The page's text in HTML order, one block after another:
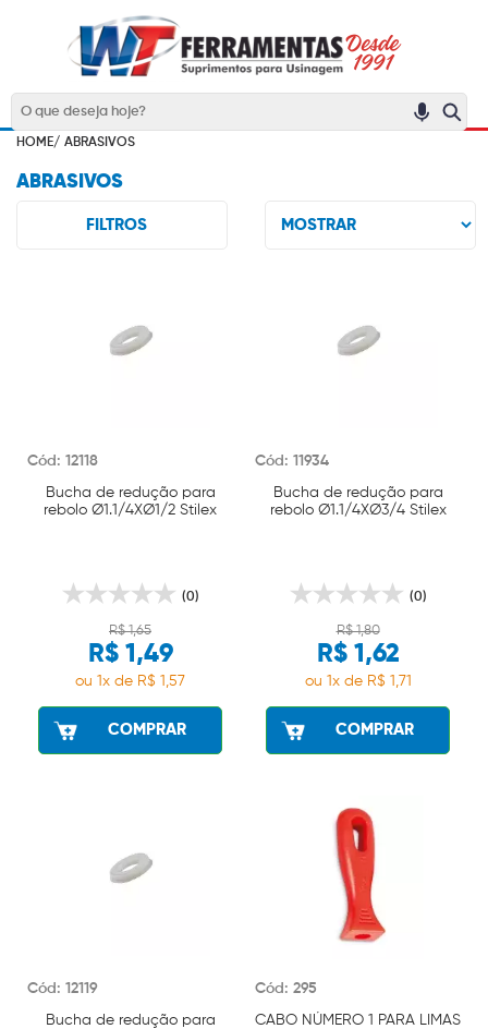
HOME/ ABRASIVOS
ABRASIVOS
FILTROS
Cód: 12118
Bucha de redução para
rebolo Ø1.1/4XØ1/2 Stilex
(0)
R$ 1,65
R$ 1,49
ou 1x de R$ 1,57
COMPRAR
Cód: 11934
Bucha de redução para
rebolo Ø1.1/4XØ3/4 Stilex
(0)
R$ 1,80
R$ 1,62
ou 1x de R$ 1,71
COMPRAR
Cód: 12119
Bucha de redução para
Cód: 295
CABO NÚMERO 1 PARA LIMAS